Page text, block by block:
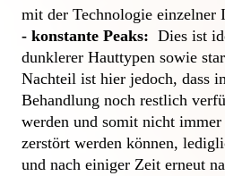
mit der Technologie einzelner
- konstante Peaks:
Dies ist
dunklerer Hauttypen sowie
Nachteil ist hier jedoch, dass
Behandlung noch restlich
werden und somit nicht
zerstört werden können,
und nach einiger Zeit erneut